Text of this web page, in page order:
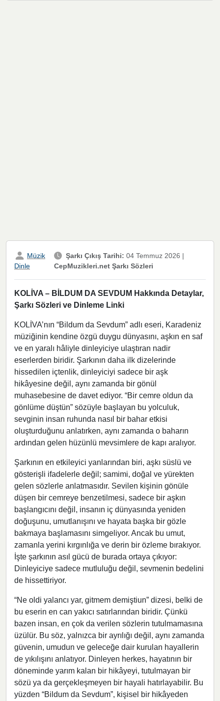
Müzik
Dinle
Şarkı Çıkış Tarihi: 04 Temmuz 2026 |
CepMuzikleri.net Şarkı Sözleri
KOLİVA – BİLDUM DA SEVDUM Hakkında Detaylar,
Şarkı Sözleri ve Dinleme Linki
KOLİVA’nın “Bildum da Sevdum” adlı eseri, Karadeniz
müziğinin kendine özgü duygu dünyasını, aşkın en saf
ve en yaralı hâliyle dinleyiciye ulaştıran nadir
eserlerden biridir. Şarkının daha ilk dizelerinde
hissedilen içtenlik, dinleyiciyi sadece bir aşk
hikâyesine değil, aynı zamanda bir gönül
muhasebesine de davet ediyor. “Bir cemre oldun da
gönlüme düştün” sözüyle başlayan bu yolculuk,
sevginin insan ruhunda nasıl bir bahar etkisi
oluşturduğunu anlatırken, aynı zamanda o baharın
ardından gelen hüzünlü mevsimlere de kapı aralıyor.
Şarkının en etkileyici yanlarından biri, aşkı süslü ve
gösterişli ifadelerle değil; samimi, doğal ve yürekten
gelen sözlerle anlatmasıdır. Sevilen kişinin gönüle
düşen bir cemreye benzetilmesi, sadece bir aşkın
başlangıcını değil, insanın iç dünyasında yeniden
doğuşunu, umutlanışını ve hayata başka bir gözle
bakmaya başlamasını simgeliyor. Ancak bu umut,
zamanla yerini kırgınlığa ve derin bir özleme bırakıyor.
İşte şarkının asıl gücü de burada ortaya çıkıyor:
Dinleyiciye sadece mutluluğu değil, sevmenin bedelini
de hissettiriyor.
“Ne oldi yalancı yar, gitmem demiştiun” dizesi, belki de
bu eserin en can yakıcı satırlarından biridir. Çünkü
bazen insan, en çok da verilen sözlerin tutulmamasına
üzülür. Bu söz, yalnızca bir ayrılığı değil, aynı zamanda
güvenin, umudun ve geleceğe dair kurulan hayallerin
de yıkılışını anlatıyor. Dinleyen herkes, hayatının bir
döneminde yarım kalan bir hikâyeyi, tutulmayan bir
sözü ya da gerçekleşmeyen bir hayali hatırlayabilir. Bu
yüzden “Bildum da Sevdum”, kişisel bir hikâyeden